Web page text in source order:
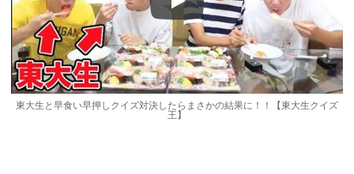
Play
東大生と早食い早押しクイズ対決したらまさかの結果に！！【東大生クイズ
王】